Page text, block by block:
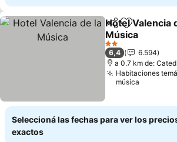
Compartir
Añadir a
Hotel Valencia
Música
Ver precios
2 Estrellas
6,4
6.594
a 0.7 km de:
Habitaciones
música
Seleccioná las fechas para ver los
exactos